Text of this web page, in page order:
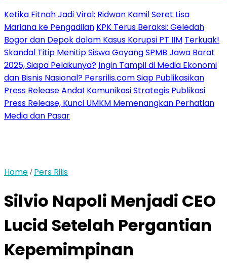
Ketika Fitnah Jadi Viral: Ridwan Kamil Seret Lisa
Mariana ke Pengadilan KPK Terus Beraksi: Geledah
Bogor dan Depok dalam Kasus Korupsi PT IIM Terkuak!
Skandal Titip Menitip Siswa Goyang SPMB Jawa Barat
2025, Siapa Pelakunya? Ingin Tampil di Media Ekonomi
dan Bisnis Nasional? Persrilis.com Siap Publikasikan
Press Release Anda! Komunikasi Strategis Publikasi
Press Release, Kunci UMKM Memenangkan Perhatian
Media dan Pasar
Home / Pers Rilis
Silvio Napoli Menjadi CEO
Lucid Setelah Pergantian
Kepemimpinan